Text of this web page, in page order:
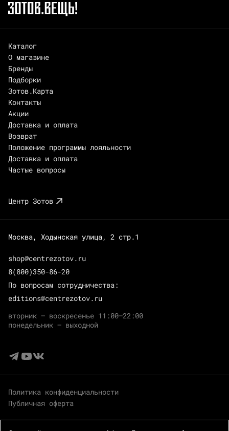
Каталог
О магазине
Бренды
Подборки
Зотов.Карта
Контакты
Акции
Доставка и оплата
Возврат
Положение программы лояльности
Доставка и оплата
Частые вопросы
Центр Зотов
Москва, Ходынская улица, 2 стр.1
shop@centrezotov.ru
8(800)350-86-20
По вопросам сотрудничества:
editions@centrezotov.ru
вторник — воскресенье 11:00–22:00
понедельник — выходной
Политика конфиденциальности
Публичная оферта